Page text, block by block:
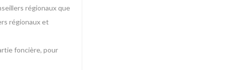
régionaux que
régionaux et
foncière, pour